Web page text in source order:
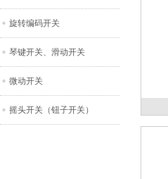
旋转编码开关
琴键开关、滑动开关
微动开关
摇头开关（钮子开关）